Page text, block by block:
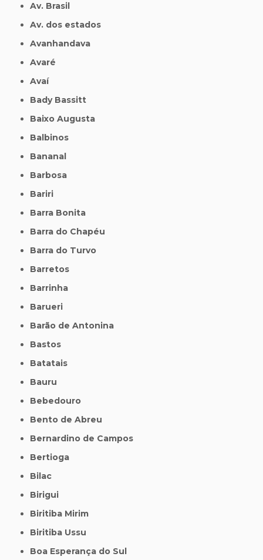
Av. Brasil
Av. dos estados
Avanhandava
Avaré
Avaí
Bady Bassitt
Baixo Augusta
Balbinos
Bananal
Barbosa
Bariri
Barra Bonita
Barra do Chapéu
Barra do Turvo
Barretos
Barrinha
Barueri
Barão de Antonina
Bastos
Batatais
Bauru
Bebedouro
Bento de Abreu
Bernardino de Campos
Bertioga
Bilac
Birigui
Biritiba Mirim
Biritiba Ussu
Boa Esperança do Sul